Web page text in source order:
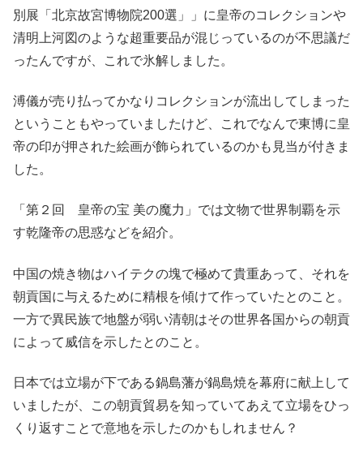
別展「北京故宮博物院200選」」に皇帝のコレクションや
清明上河図のような超重要品が混じっているのが不思議だ
ったんですが、これで氷解しました。
溥儀が売り払ってかなりコレクションが流出してしまった
ということもやっていましたけど、これでなんで東博に皇
帝の印が押された絵画が飾られているのかも見当が付きま
した。
「第２回 皇帝の宝 美の魔力」では文物で世界制覇を示
す乾隆帝の思惑などを紹介。
中国の焼き物はハイテクの塊で極めて貴重あって、それを
朝貢国に与えるために精根を傾けて作っていたとのこと。
一方で異民族で地盤が弱い清朝はその世界各国からの朝貢
によって威信を示したとのこと。
日本では立場が下である鍋島藩が鍋島焼を幕府に献上して
いましたが、この朝貢貿易を知っていてあえて立場をひっ
くり返すことで意地を示したのかもしれません？